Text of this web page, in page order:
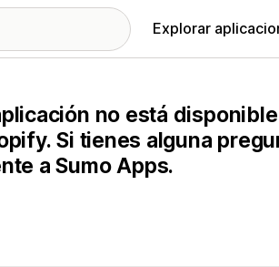
Explorar
no está
Si tienes alguna
a Sumo Apps.